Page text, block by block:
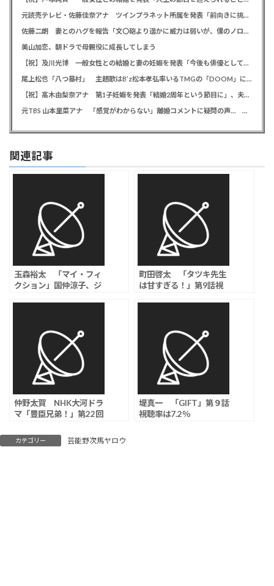
元読売テレビ・佐藤佳奈アナ ツインプラネット所属を発表「前向きに挑戦していきたい」、前日にレインボー池田直人と結婚発表
佐藤二朗 妻とのハグを報告「文〇砲より遥かに威力は弱いが、僕のノロケ砲をお見舞いする」
美山加恋、朝ドラで母親役に成長してしまう
【祝】及川光博 一般女性との結婚と妻の妊娠を発表「今後も俳優としてミッチーとして精進」
尾上松也「八つ墓村」 主題歌はB’z松本孝弘率いるTMGの「DOOM」に決定、メインビジュアル＆本予告編も解禁
【祝】高木由梨奈アナ 第1子妊娠を発表「結婚2周年という節目に」、夫は岸田タツヤ
元TBS 山本里菜アナ 「感覚がわからない」離婚コメントに疑問の声… シャンパンタワーの超豪華式も結婚生活は4年半で終止符
関連記事
玉森裕太 「マイ・フィ
クション」国仲涼子、ジ
町田啓太 「タツキ先生
は甘すぎる！」第9話視
仲野太賀 NHK大河ドラ
マ「豊臣兄弟！」第22回
堤真一 「GIFT」第９話
視聴率は7.2％
カテゴリー 芸能野次馬ヤロウ